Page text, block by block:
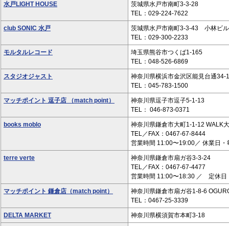
水戸LIGHT HOUSE
茨城県水戸市南町3-3-28
TEL：029-224-7622
club SONIC 水戸
茨城県水戸市南町3-3-43 小林ビ
TEL：029-300-2233
モルタルレコード
埼玉県熊谷市つくば1-165
TEL：048-526-6869
スタジオジャスト
神奈川県横浜市金沢区能見台通34-
TEL：045-783-1500
マッチポイント 逗子店 （match point）
神奈川県逗子市逗子5-1-13
TEL： 046-873-0371
books moblo
神奈川県鎌倉市大町1-1-12 WALK
TEL／FAX：0467-67-8444
営業時間 11:00〜19:00／ 休業日
terre verte
神奈川県鎌倉市扇ガ谷3-3-24
TEL／FAX：0467-67-4477
営業時間 11:00〜18:30 ／ 定休
マッチポイント 鎌倉店（match point）
神奈川県鎌倉市扇ガ谷1-8-6
TEL：0467-25-3339
DELTA MARKET 神奈川県横須賀市本町3-18